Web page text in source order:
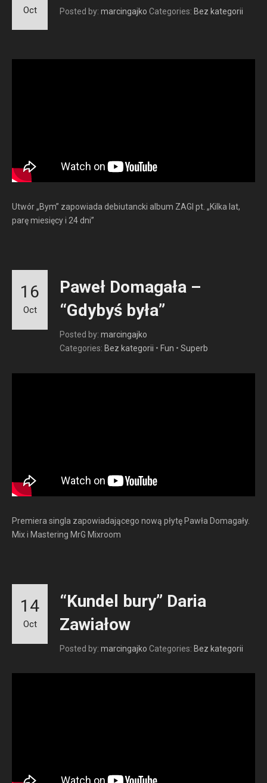
Posted by: marcingajko Categories: Bez kategorii
Oct
Utwór „Bym” zapowiada debiutancki album ZAGI pt. „Kilka lat,
parę miesięcy i 24 dni”
Paweł Domagała –
“Gdybyś była”
Posted by: marcingajko
Categories: Bez kategorii • Fun • Superb
16
Oct
Premiera singla zapowiadającego nową płytę Pawła Domagały.
Mix i Mastering MrG Mixroom
“Kundel bury” Daria
Zawiałow
Posted by: marcingajko Categories: Bez kategorii
14
Oct